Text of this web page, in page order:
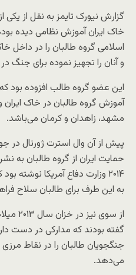
گزارش نیورک تایمز به نقل از
خاک ایران آموزش نظامی دیده
اسلامی گروه طالبان را در داخل
و آنان را تجهیز نموده برای جنگ
این عضو گروه طالب افزوده بود
آموزش گروه طالبان در خاک
مشهد، زاهدان و کرمان می‌باشد.
حمایت ایران از گروه طالبان به
به این طرف برای طالبان سلاح
از سوی
گفته بودند که مدارکی در دست
جنگجویان طالبان را در نقاط
می‌دهد.